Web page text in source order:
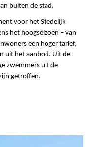
buiten de stad.
voor het Stedelijk
het hoogseizoen – van
een hoger tarief,
uit het aanbod. Uit de
zwemmers uit de
getroffen.